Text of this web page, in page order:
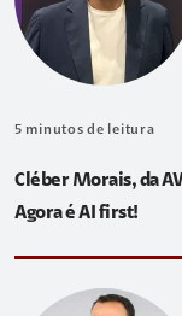
5 minutos de leitura
Cléber Morais, da
Agora é AI first!